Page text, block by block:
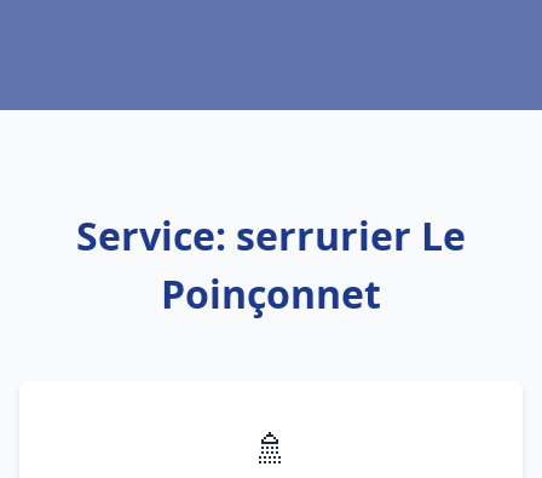
Service: serrurier Le
Poinçonnet
🚿